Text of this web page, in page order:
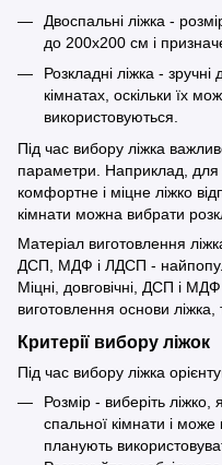
Двоспальні ліжка -
до 200x200 см і
Розкладні ліжка -
кімнатах, оскільки їх
використовуються.
Під час вибору ліжка
параметри. Наприклад, для
комфортне і міцне ліжко
кімнати можна вибрати
Матеріал виготовлення
ДСП, МДФ і ЛДСП -
Міцні, довговічні, ДСП і
виготовлення основи
Критерії вибору ліжок
Під час вибору ліжка
Розмір - виберіть
спальної кімнати і
планують